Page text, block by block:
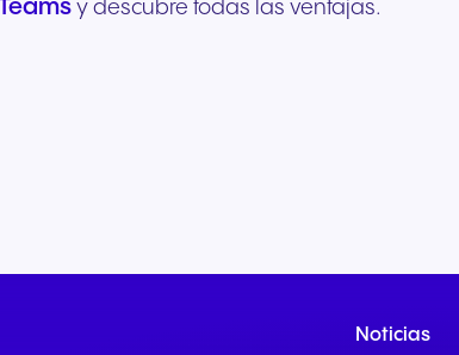
y descubre todas las ventajas.
Noticias